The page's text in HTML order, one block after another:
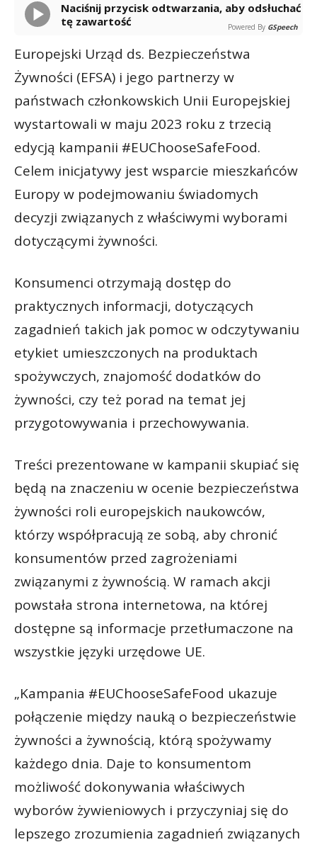
Naciśnij przycisk odtwarzania, aby odsłuchać
tę zawartość
Powered By GSpeech
Europejski Urząd ds. Bezpieczeństwa
Żywności (EFSA) i jego partnerzy w
państwach członkowskich Unii Europejskiej
wystartowali w maju 2023 roku z trzecią
edycją kampanii #EUChooseSafeFood.
Celem inicjatywy jest wsparcie mieszkańców
Europy w podejmowaniu świadomych
decyzji związanych z właściwymi wyborami
dotyczącymi żywności.
Konsumenci otrzymają dostęp do
praktycznych informacji, dotyczących
zagadnień takich jak pomoc w odczytywaniu
etykiet umieszczonych na produktach
spożywczych, znajomość dodatków do
żywności, czy też porad na temat jej
przygotowywania i przechowywania.
Treści prezentowane w kampanii skupiać się
będą na znaczeniu w ocenie bezpieczeństwa
żywności roli europejskich naukowców,
którzy współpracują ze sobą, aby chronić
konsumentów przed zagrożeniami
związanymi z żywnością. W ramach akcji
powstała strona internetowa, na której
dostępne są informacje przetłumaczone na
wszystkie języki urzędowe UE.
„Kampania #EUChooseSafeFood ukazuje
połączenie między nauką o bezpieczeństwie
żywności a żywnością, którą spożywamy
każdego dnia. Daje to konsumentom
możliwość dokonywania właściwych
wyborów żywieniowych i przyczyniaj się do
lepszego zrozumienia zagadnień związanych